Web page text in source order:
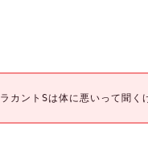
ラカントSは体に悪いって聞く